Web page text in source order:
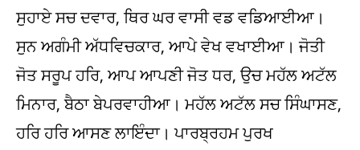
ਸੁਹਾਏ ਸਚ ਦਵਾਰ, ਥਿਰ ਘਰ ਵਾਸੀ ਵਡ ਵਡਿਆਈਆ।
ਸੁਨ ਅਗੰਮੀ ਅੱਧਵਿਚਕਾਰ, ਆਪੇ ਵੇਖ ਵਖਾਈਆ। ਜੋਤੀ
ਜੋਤ ਸਰੂਪ ਹਰਿ, ਆਪ ਆਪਣੀ ਜੋਤ ਧਰ, ਉਚ ਮਹੱਲ ਅਟੱਲ
ਮਿਨਾਰ, ਬੈਠਾ ਬੇਪਰਵਾਹੀਆ। ਮਹੱਲ ਅਟੱਲ ਸਚ ਸਿੰਘਾਸਣ,
ਹਰਿ ਹਰਿ ਆਸਣ ਲਾਇੰਦਾ। ਪਾਰਬ੍ਰਹਮ ਪੁਰਖ